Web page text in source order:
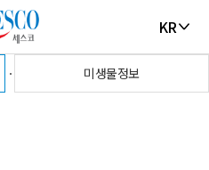
KR
미생물정보